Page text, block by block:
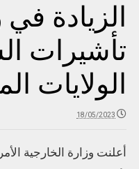
الزيادة
تأشيرات
الولايات
18/05/2023
أعلنت وزارة الخارجية